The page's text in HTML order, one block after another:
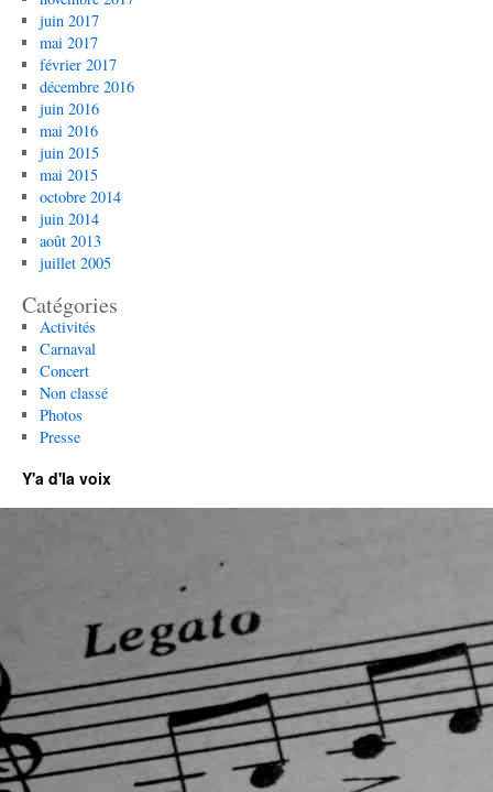
juin 2017
mai 2017
février 2017
décembre 2016
juin 2016
mai 2016
juin 2015
mai 2015
octobre 2014
juin 2014
août 2013
juillet 2005
Catégories
Activités
Carnaval
Concert
Non classé
Photos
Presse
Y'a d'la voix